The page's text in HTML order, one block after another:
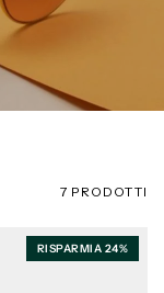
7 PRODOTTI
RISPARMIA 24%